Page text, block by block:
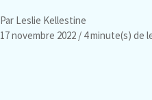
Par Leslie Kellestine
17 novembre 2022 / 4 minute(s) de